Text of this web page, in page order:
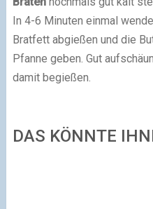
In 4-6 Minuten einmal
Bratfett abgießen und die
Pfanne geben. Gut
damit begießen.
DAS KÖNNTE